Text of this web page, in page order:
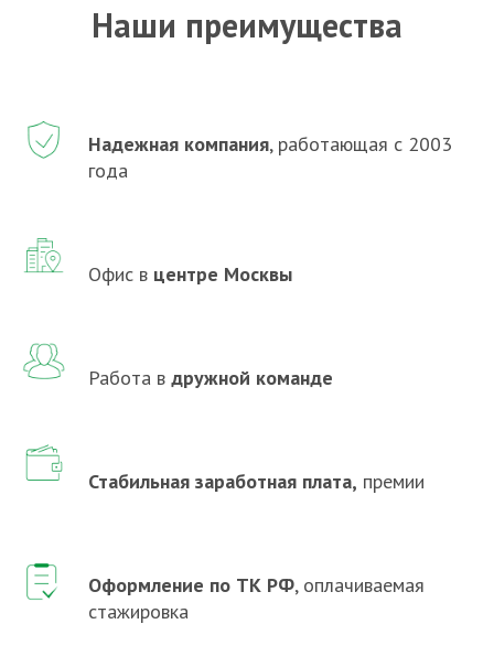
Наши преимущества
Надежная компания, работающая с 2003
года
Офис в центре Москвы
Работа в дружной команде
Стабильная заработная плата, премии
Оформление по ТК РФ, оплачиваемая
стажировка